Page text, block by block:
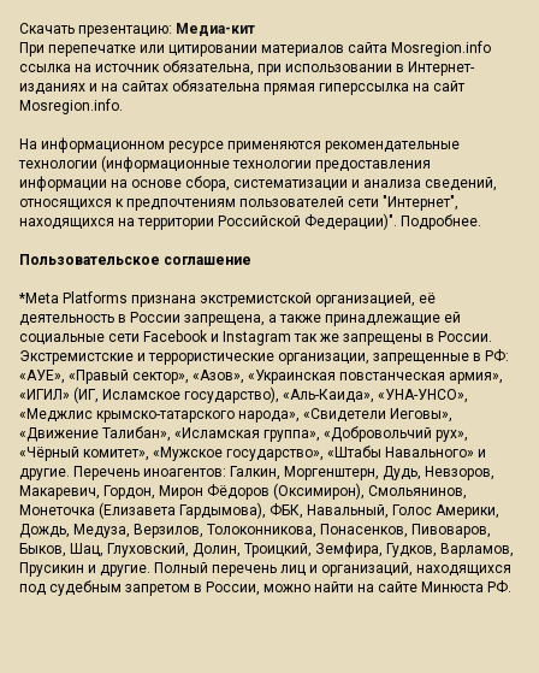
Скачать презентацию: Медиа-кит
При перепечатке или цитировании материалов сайта Mosregion.info
ссылка на источник обязательна, при использовании в Интернет-
изданиях и на сайтах обязательна прямая гиперссылка на сайт
Mosregion.info.
На информационном ресурсе применяются рекомендательные
технологии (информационные технологии предоставления
информации на основе сбора, систематизации и анализа сведений,
относящихся к предпочтениям пользователей сети "Интернет",
находящихся на территории Российской Федерации)". Подробнее.
Пользовательское соглашение
*Meta Platforms признана экстремистской организацией, её
деятельность в России запрещена, а также принадлежащие ей
социальные сети Facebook и Instagram так же запрещены в России.
Экстремистские и террористические организации, запрещенные в РФ:
«АУЕ», «Правый сектор», «Азов», «Украинская повстанческая армия»,
«ИГИЛ» (ИГ, Исламское государство), «Аль-Каида», «УНА-УНСО»,
«Меджлис крымско-татарского народа», «Свидетели Иеговы»,
«Движение Талибан», «Исламская группа», «Добровольчий рух»,
«Чёрный комитет», «Мужское государство», «Штабы Навального» и
другие. Перечень иноагентов: Галкин, Моргенштерн, Дудь, Невзоров,
Макаревич, Гордон, Мирон Фёдоров (Оксимирон), Смольянинов,
Монеточка (Елизавета Гардымова), ФБК, Навальный, Голос Америки,
Дождь, Медуза, Верзилов, Толоконникова, Понасенков, Пивоваров,
Быков, Шац, Глуховский, Долин, Троицкий, Земфира, Гудков, Варламов,
Прусикин и другие. Полный перечень лиц и организаций, находящихся
под судебным запретом в России, можно найти на сайте Минюста РФ.